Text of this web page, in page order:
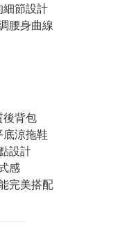
細節設計
腰身曲線
後背包
涼拖鞋
設計
感
完美搭配